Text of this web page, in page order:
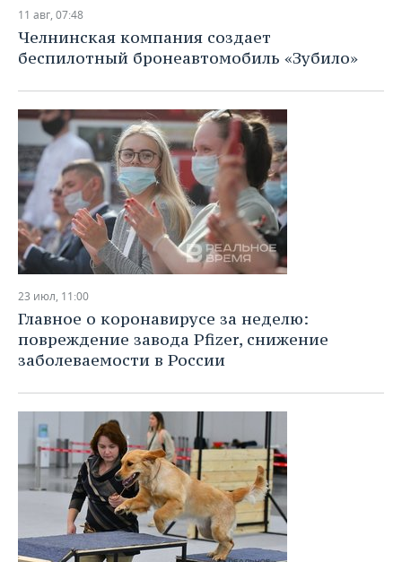
11 авг, 07:48
Челнинская компания создает
беспилотный бронеавтомобиль «Зубило»
23 июл, 11:00
Главное о коронавирусе за неделю:
повреждение завода Pfizer, снижение
заболеваемости в России